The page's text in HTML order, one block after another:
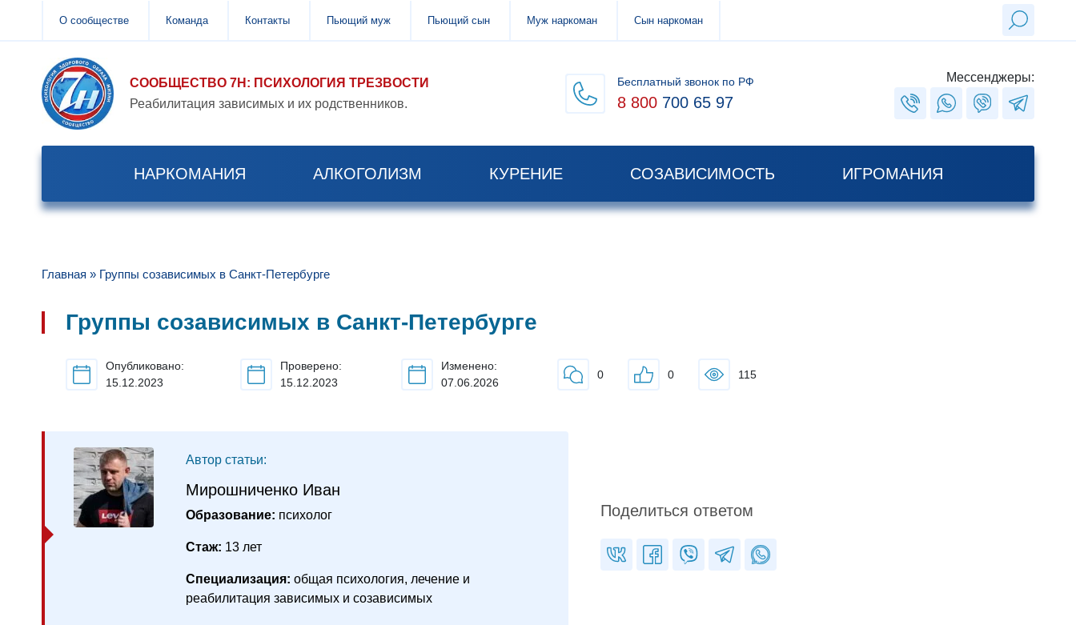
О сообществе Команда Контакты Пьющий муж Пьющий сын Муж наркоман Сын наркоман
СООБЩЕСТВО 7Н: ПСИХОЛОГИЯ ТРЕЗВОСТИ
Реабилитация зависимых и их родственников.
Бесплатный звонок по РФ
8 800 700 65 97
Мессенджеры:
НАРКОМАНИЯ АЛКОГОЛИЗМ КУРЕНИЕ СОЗАВИСИМОСТЬ ИГРОМАНИЯ
Главная » Группы созависимых в Санкт-Петербурге
Группы созависимых в Санкт-Петербурге
Опубликовано:
15.12.2023
Проверено:
15.12.2023
Изменено:
07.06.2026
0 0 115
Автор статьи:
Мирошниченко Иван
Образование: психолог
Стаж: 13 лет
Специализация: общая психология, лечение и
реабилитация зависимых и созависимых
Поделиться ответом